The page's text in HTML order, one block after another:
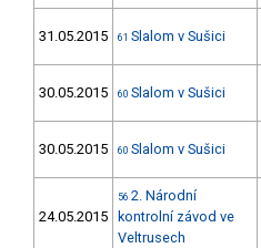
31.05.2015 61 Slalom v Sušici
30.05.2015 60 Slalom v Sušici
30.05.2015 60 Slalom v Sušici
24.05.2015
56 2. Národní
kontrolní závod ve
Veltrusech